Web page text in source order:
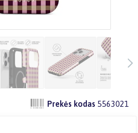
Prekės kodas 5563021